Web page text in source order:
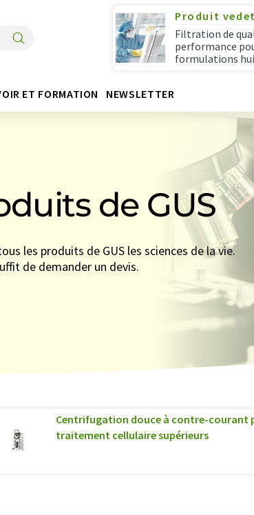
Produit
Filtration de
performance
formulations
ET FORMATION NEWSLETTER
de GUS
les produits de GUS les sciences de la vie.
de demander un devis.
Centrifugation douce à contre-courant
traitement cellulaire supérieurs